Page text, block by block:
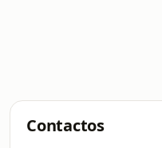
Contactos